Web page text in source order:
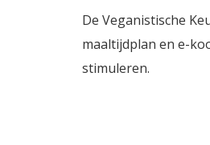
De Veganistische
maaltijdplan en e-
stimuleren.